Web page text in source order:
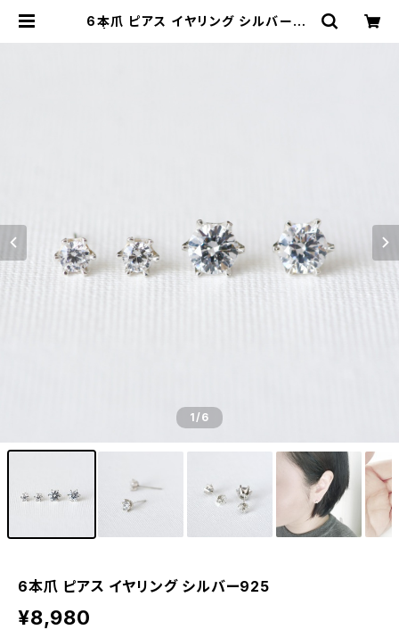
6本爪 ピアス イヤリング シルバー92
1/6
6本爪 ピアス イヤリング シルバー925
¥8,980